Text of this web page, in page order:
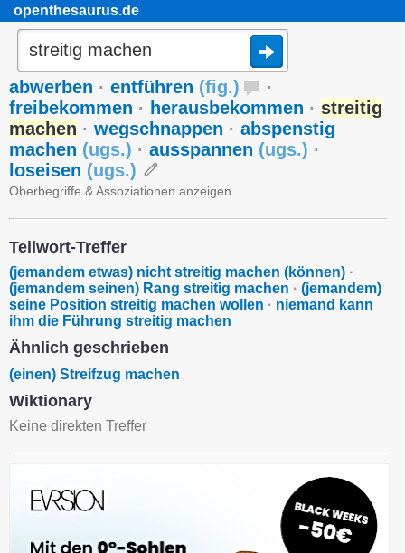
openthesaurus.de
abwerben · entführen (fig.)
·
freibekommen · herausbekommen · streitig
machen · wegschnappen · abspenstig
machen (ugs.) · ausspannen (ugs.) ·
loseisen (ugs.)
Oberbegriffe & Assoziationen anzeigen
Teilwort-Treffer
(jemandem etwas) nicht streitig machen (können) ·
(jemandem seinen) Rang streitig machen · (jemandem)
seine Position streitig machen wollen · niemand kann
ihm die Führung streitig machen
Ähnlich geschrieben
(einen) Streifzug machen
Wiktionary
Keine direkten Treffer